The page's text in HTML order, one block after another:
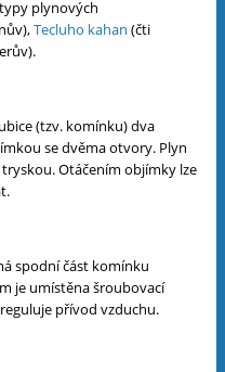
plynových
Tecluho kahan (čti
(tzv. komínku) dva
se dvěma otvory. Plyn
Otáčením objímky lze
spodní část komínku
je umístěna šroubovací
přívod vzduchu.